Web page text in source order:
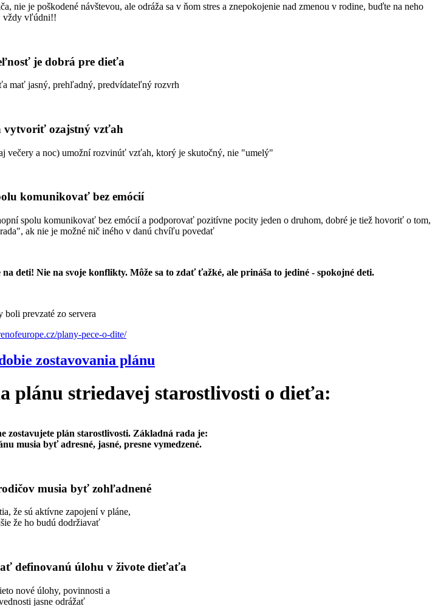
je poškodené návštevou, ale odráža sa v ňom stres a znepokojenie nad zmenou v rodine, buďte na neho
vždy vľúdni!!
je dobrá pre dieťa
mať jasný, prehľadný, predvídateľný rozvrh
vytvoriť ozajstný vzťah
večery a noc) umožní rozvinúť vzťah, ktorý je skutočný, nie "umelý"
komunikovať bez emócií
spolu komunikovať bez emócií a podporovať pozitívne pocity jeden o druhom, dobré je tiež hovoriť o tom,
ak nie je možné nič iného v danú chvíľu povedať
na deti! Nie na svoje konflikty. Môže sa to zdať ťažké, ale prináša to jediné - spokojné deti.
boli prevzaté zo servera
plany-pece-o-dite/
zostavovania plánu
plánu striedavej starostlivosti o dieťa:
zostavujete plán starostlivosti. Základná rada je:
musia byť adresné, jasné, presne vymedzené.
musia byť zohľadnené
že sú aktívne zapojení v pláne,
že ho budú dodržiavať
definovanú úlohu v živote dieťaťa
nové úlohy, povinnosti a
jasne odrážať